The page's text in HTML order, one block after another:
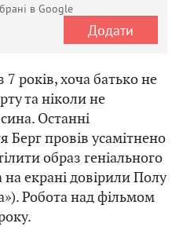
в Google
Додати
років, хоча батько не
та ніколи не
Останні
Берг провів усамітнено
образ геніального
екрані довірили Полу
Робота над фільмом